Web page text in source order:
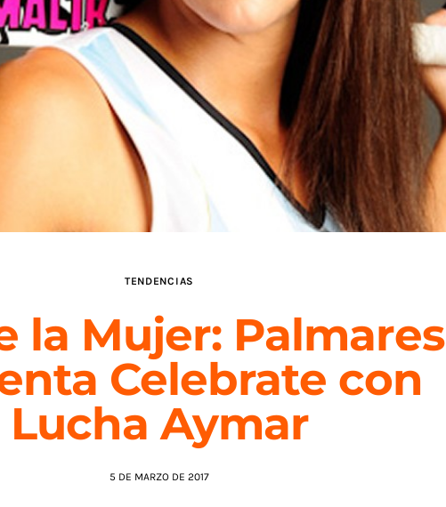
TENDENCIAS
la Mujer: Palmares
Celebrate con
Lucha Aymar
5 DE MARZO DE 2017